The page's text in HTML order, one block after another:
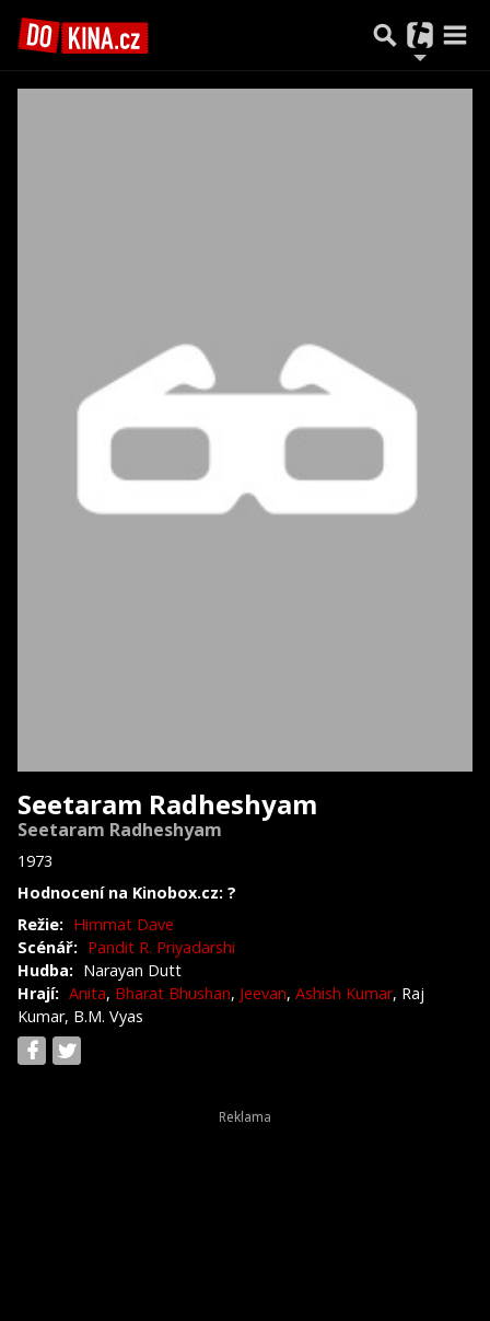
Seetaram Radheshyam
Seetaram Radheshyam
1973
Hodnocení na Kinobox.cz: ?
Režie: Himmat Dave
Scénář: Pandit R. Priyadarshi
Hudba: Narayan Dutt
Hrají: Anita, Bharat Bhushan, Jeevan, Ashish Kumar, Raj
Kumar, B.M. Vyas